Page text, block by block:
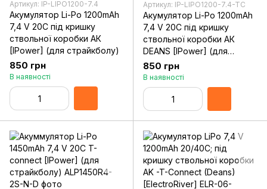
Артикул: IP-LIPO1200-7.4
Акумулятор Li-Po 1200mAh
7,4 V 20C під кришку
ствольної коробки АК
[IPower] (для страйкболу)
850 грн
В наявності
Артикул: IP-LIPO1200-7.4-TC
Акумулятор Li-Po 1200mAh
7,4 V 20C під кришку
ствольної коробки АК
DEANS [IPower] (для
страйкболу)
850 грн
В наявності